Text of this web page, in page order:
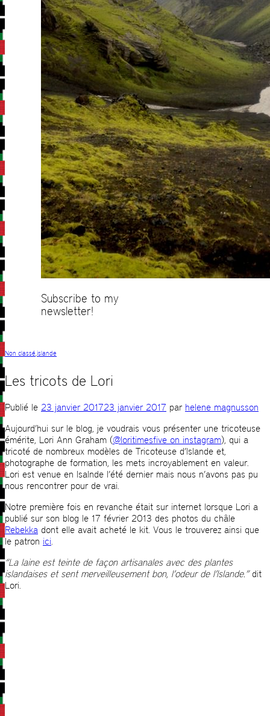
Subscribe to my
newsletter!
Non classé,islande
Les tricots de Lori
Publié le 23 janvier 201723 janvier 2017 par helene magnusson
Aujourd’hui sur le blog, je voudrais vous présenter une tricoteuse
émérite, Lori Ann Graham (@loritimesfive on instagram), qui a
tricoté de nombreux modèles de Tricoteuse d’Islande et,
photographe de formation, les mets incroyablement en valeur.
Lori est venue en Isalnde l’été dernier mais nous n’avons pas pu
nous rencontrer pour de vrai.
Notre première fois en revanche était sur internet lorsque Lori a
publié sur son blog le 17 février 2013 des photos du châle
Rebekka dont elle avait acheté le kit. Vous le trouverez ainsi que
le patron ici.
“La laine est teinte de façon artisanales avec des plantes
islandaises et sent merveilleusement bon, l’odeur de l’Islande.”dit
Lori.